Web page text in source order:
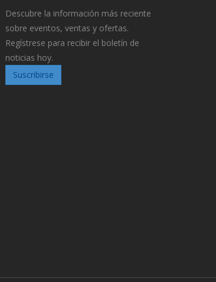
Descubre la información más reciente
sobre eventos, ventas y ofertas.
Regístrese para recibir el boletín de
noticias hoy.
Suscribirse